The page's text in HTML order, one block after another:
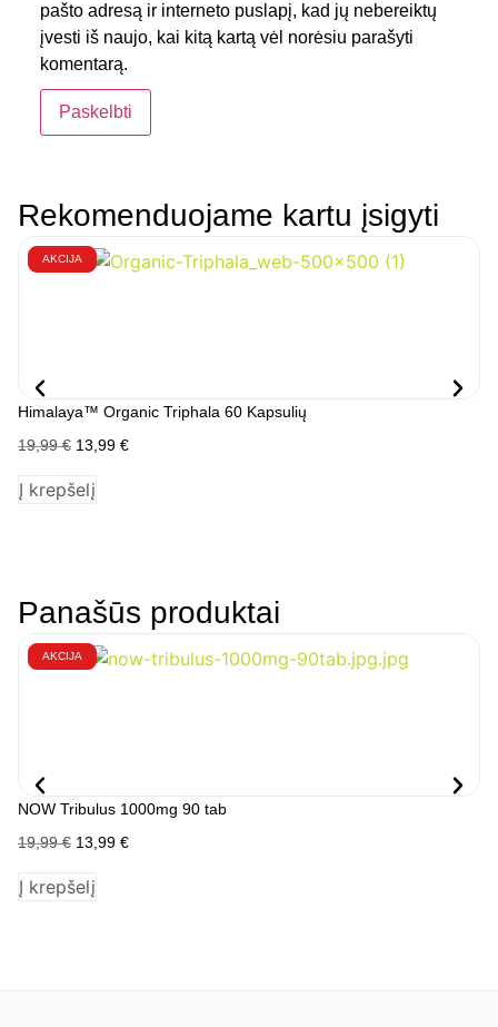
pašto adresą ir interneto puslapį, kad jų nebereiktų
įvesti iš naujo, kai kitą kartą vėl norėsiu parašyti
komentarą.
Rekomenduojame kartu įsigyti
AKCIJA
Himalaya™ Organic Triphala 60 Kapsulių
19,99€ 13,99 €
Į krepšelį
Panašūs produktai
AKCIJA
NOW Tribulus 1000mg 90 tab
19,99€ 13,99 €
Į krepšelį